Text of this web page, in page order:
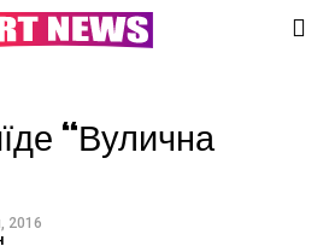
“Вулична
2016